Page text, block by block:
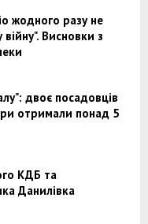
жодного разу не
Висновки з
двоє посадовців
отримали понад 5
КДБ та
Данилівка